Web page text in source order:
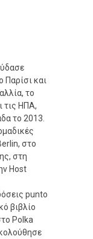
και
το
τις ΗΠΑ,
το 2013.
στο
στη
Host
punto
βιβλίο
Polka